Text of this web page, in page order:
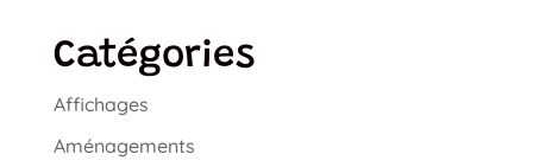
Catégories
Affichages
Aménagements